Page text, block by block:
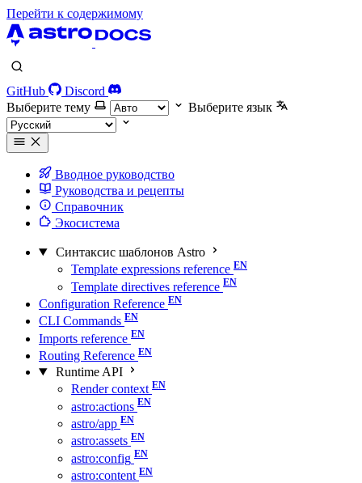
Перейти к содержимому
GitHub
Discord
Выберите тему
Выберите язык
Вводное руководство
Руководства и рецепты
Справочник
Экосистема
Синтаксис шаблонов Astro
Template expressions reference
Template directives reference
Configuration Reference
CLI Commands
Imports reference
Routing Reference
Runtime API
Render context
astro:actions
astro/app
astro:assets
astro:config
astro:content